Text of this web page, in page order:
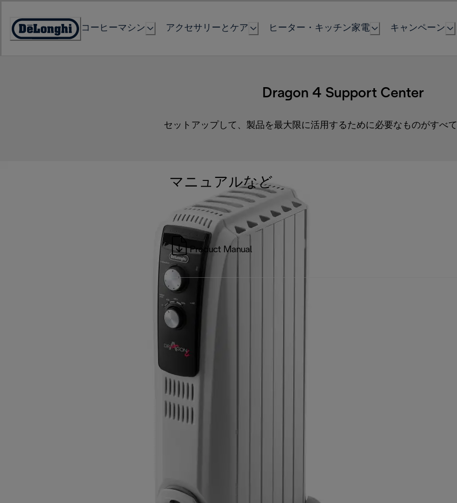
Content
Accessibility
コーヒーマシン アクセサリーとケア ヒーター・キッチン家電 キャンペーン
Dragon 4 Support Center
セットアップして、製品を最大限に活用するために必要なものがすべて
マニュアルなど
Product Manual